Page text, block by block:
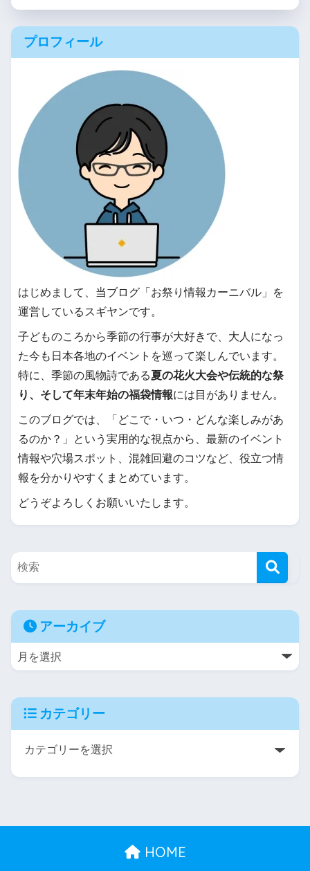
プロフィール
はじめまして、当ブログ「お祭り情報カーニバル」を
運営しているスギヤンです。
子どものころから季節の行事が大好きで、大人になっ
た今も日本各地のイベントを巡って楽しんでいます。
特に、季節の風物詩である夏の花火大会や伝統的な祭
り、そして年末年始の福袋情報には目がありません。
このブログでは、「どこで・いつ・どんな楽しみがあ
るのか？」という実用的な視点から、最新のイベント
情報や穴場スポット、混雑回避のコツなど、役立つ情
報を分かりやすくまとめています。
どうぞよろしくお願いいたします。
アーカイブ
カテゴリー
HOME